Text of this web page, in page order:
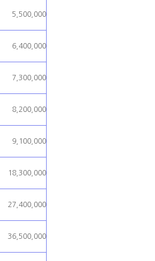
5,500,000
6,400,000
7,300,000
8,200,000
9,100,000
18,300,000
27,400,000
36,500,000